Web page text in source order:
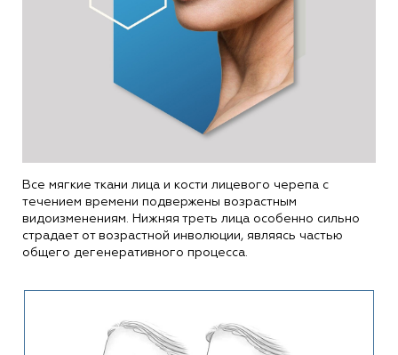
Все мягкие ткани лица и кости лицевого черепа с
течением времени подвержены возрастным
видоизменениям. Нижняя треть лица особенно сильно
страдает от возрастной инволюции, являясь частью
общего дегенеративного процесса.